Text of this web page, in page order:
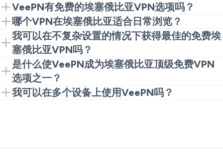
在大多数情况下，人们使用埃塞俄比亚VPN来获得隐
私，增强在开放Wi-Fi上的在线安全与保护。您只需要
遵守当地法律，并对使用该服务负责。
VeePN有免费的埃塞俄比亚VPN选项吗？
是的。您可以从浏览器扩展程序开始，作为轻度日常使
用的免费埃塞俄比亚VPN选项。这是一种无需获取全功
能应用就能尝试免费埃塞俄比亚VPN的好选择。
哪个VPN在埃塞俄比亚适合日常浏览？
建议使用提供稳定速度、无含糊隐私政策以及用户友好
应用程序的VPN。VeePN可以是进行正常浏览、商务
和旅行的良好选择。
我可以在不复杂设置的情况下获得最佳的免费埃
塞俄比亚VPN吗？
可以。安装Chrome扩展程序，登录并连接。这是您可
以获得最佳免费埃塞俄比亚VPN进行浏览的第一个地
方。
是什么使VeePN成为埃塞俄比亚顶级免费VPN
选项之一？
它简单易用，提供强加密，并使设置不显复杂。
我可以在多个设备上使用VeePN吗？